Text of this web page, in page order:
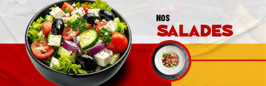
NOS
salades